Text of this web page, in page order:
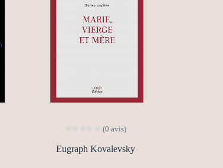
(0 avis)
Eugraph Kovalevsky